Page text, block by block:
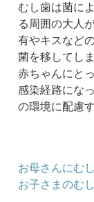
むし歯は菌に
る周囲の大人
有やキスなど
菌を移してし
赤ちゃんにと
感染経路にな
の環境に配慮
お母さんにむ
お子さまのむ